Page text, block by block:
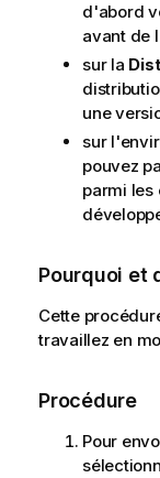
d'abord
avant de
sur la
une
sur
pouvez
parmi les
Pourquoi et
Cette
travaillez en
Procédure
Pour